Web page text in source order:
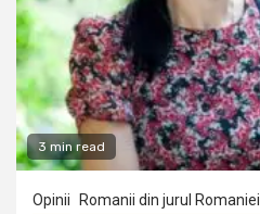
3 min read
Opinii Romanii din jurul Romaniei